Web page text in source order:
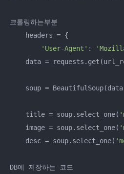
크롤링하는부분
    headers = {
'User-Agent' :
data =
soup =
    title = soup.select_one(
    image = soup.select_one(
    desc = soup.select_one(
DB에 저장하는 코드